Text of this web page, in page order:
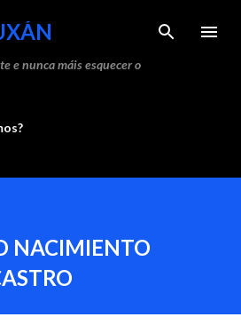
contido principal
e nunca máis esquecer o
NACIMIENTO